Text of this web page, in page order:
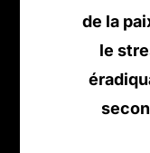
de la
le